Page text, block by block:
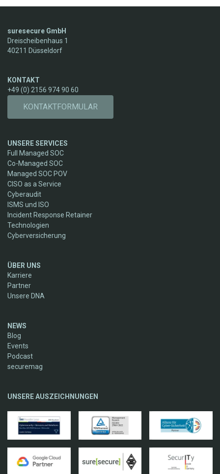
suresecure GmbH
Dreischeibenhaus 1
40211 Düsseldorf
KONTAKT
+49 (0) 2156 974 90 60
KONTAKTFORMULAR
UNSERE SERVICES
Full Managed SOC
Co-Managed SOC
Managed SOC POV
CISO as a Service
Cyberaudit
ISMS und ISO
Incident Response Retainer
Technologien
Cyberversicherung
ÜBER UNS
Karriere
Partner
Unsere DNA
NEWS
Blog
Events
Podcast
securemag
UNSERE AUSZEICHNUNGEN